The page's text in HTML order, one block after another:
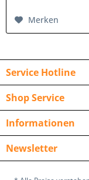
Merken
Service Hotline
Shop Service
Informationen
Newsletter